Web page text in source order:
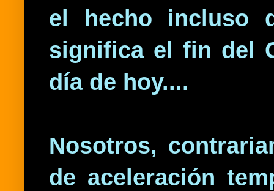
el hecho incluso
significa el fin del
día de hoy....
Nosotros,
de aceleración